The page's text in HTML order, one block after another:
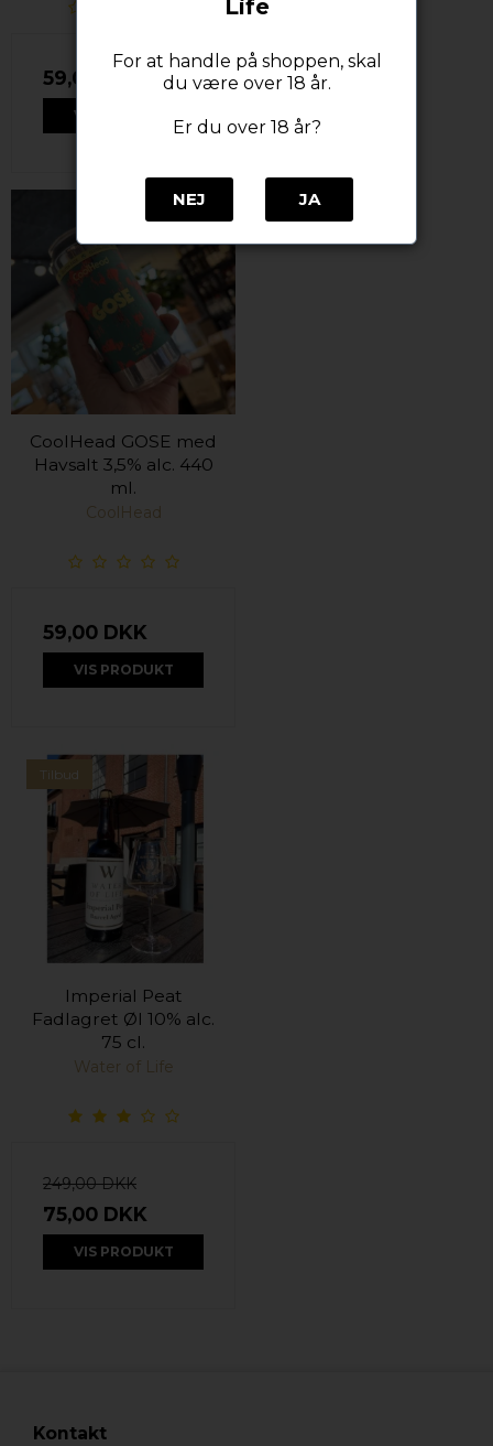
59,00 DKK
VIS PRODUKT
CoolHead GOSE med
Havsalt 3,5% alc. 440
ml.
CoolHead
59,00 DKK
VIS PRODUKT
Tilbud
Imperial Peat
Fadlagret Øl 10% alc.
75 cl.
Water of Life
249,00 DKK
75,00 DKK
VIS PRODUKT
Kontakt
Life
For at handle på shoppen, skal
du være over 18 år.
Er du over 18 år?
NEJ JA